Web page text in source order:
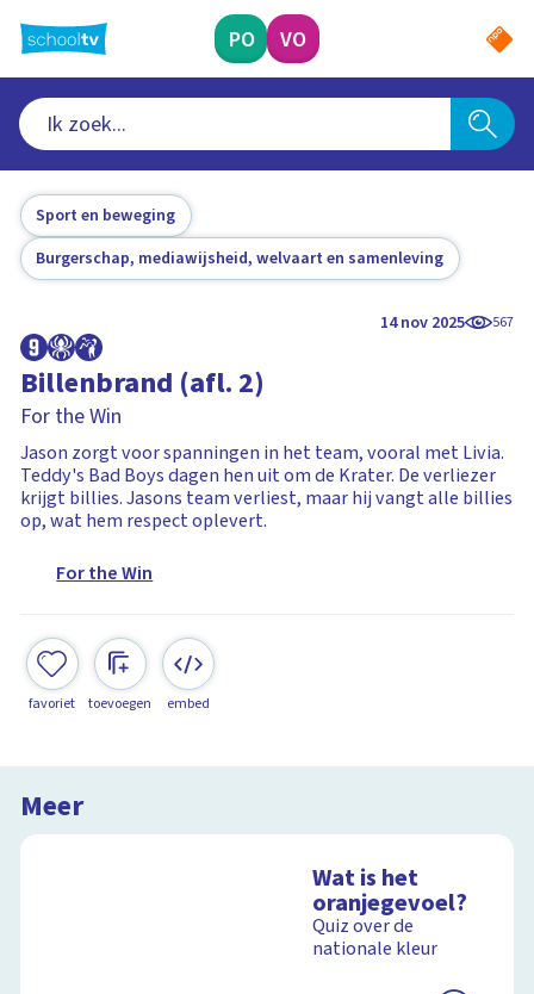
naar
hoofdinhoud
PO VO
Sport en beweging
Burgerschap, mediawijsheid, welvaart en samenleving
14 nov 2025 567
Billenbrand (afl. 2)
For the Win
Jason zorgt voor spanningen in het team, vooral met Livia.
Teddy's Bad Boys dagen hen uit om de Krater. De verliezer
krijgt billies. Jasons team verliest, maar hij vangt alle billies
op, wat hem respect oplevert.
For the Win
favoriet toevoegen embed
Meer
Wat is het
oranjegevoel?
Quiz over de
nationale kleur